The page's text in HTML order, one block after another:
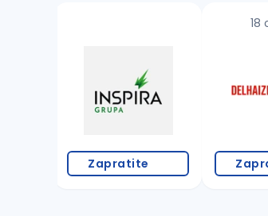
proverite pravopisne
povećajte radijus za
Zapratite
18